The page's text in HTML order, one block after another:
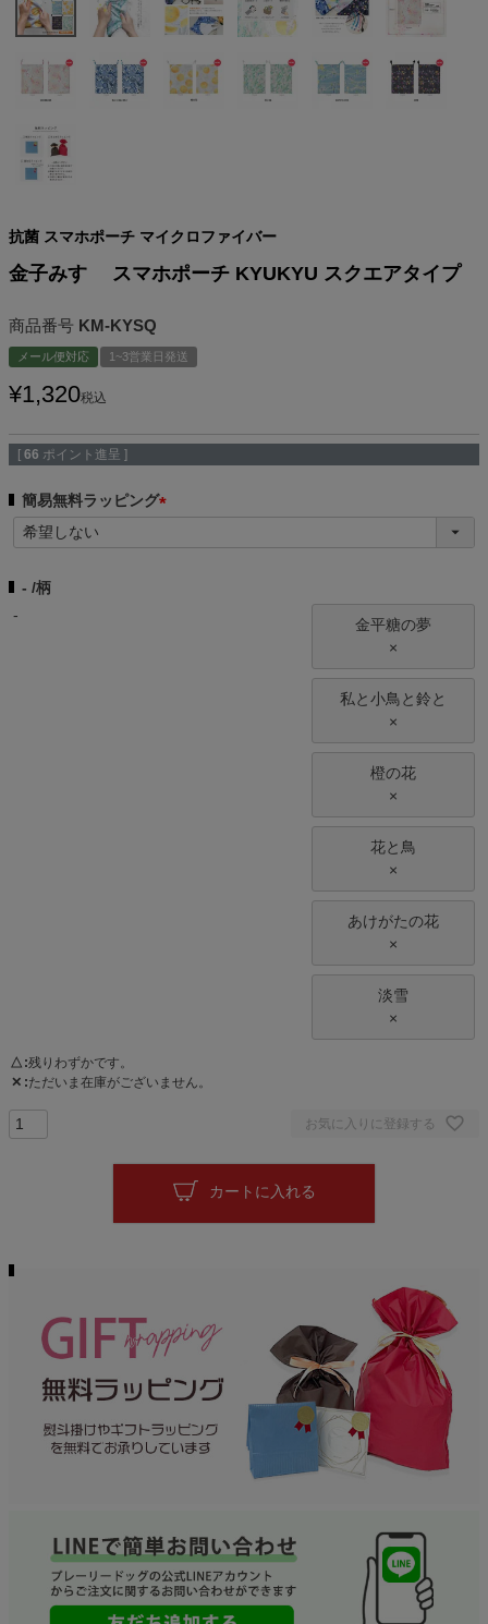
抗菌 スマホポーチ マイクロファイバー
金子みすゞ スマホポーチ KYUKYU スクエアタイプ
商品番号 KM-KYSQ
メール便対応 1~3営業日発送
¥1,320税込
[ 66 ポイント進呈 ]
簡易無料ラッピング
必
- 柄
-
金平糖の夢
×
私と小鳥と鈴と
×
橙の花
×
花と鳥
×
あけがたの花
×
淡雪
×
△ 残りわずかです。
✕ ただいま在庫がございません。
お気に入りに登録する
カートに入れる